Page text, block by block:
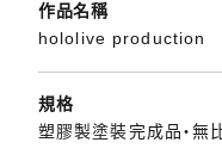
作品名稱
hololive production
規格
塑膠製塗裝完成品・無